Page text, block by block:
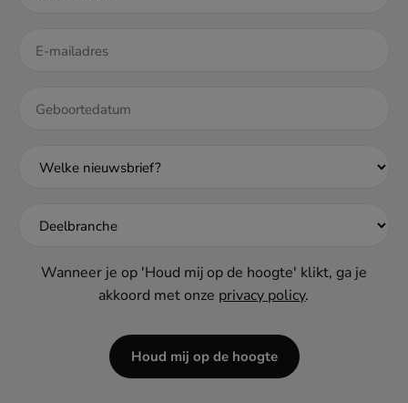
DD
MM
Wanneer je op 'Houd mij op de hoogte' klikt, ga je
akkoord met onze privacy policy.
Houd mij op de hoogte